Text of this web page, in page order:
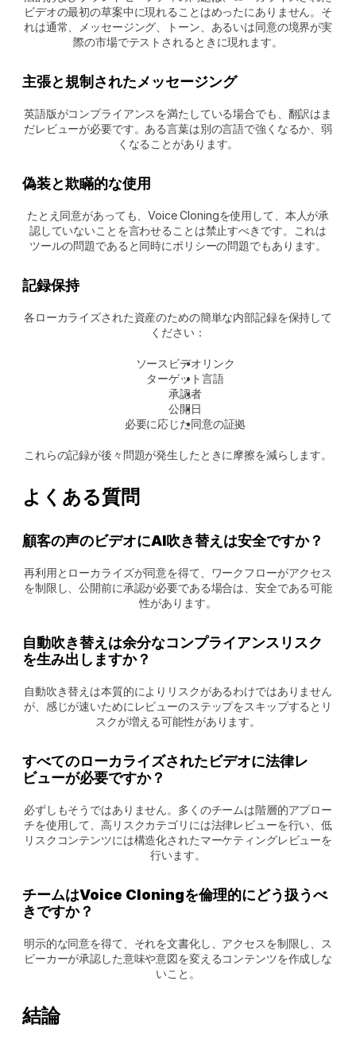
ビデオの最初の草案中に現れることはめったにありません。そ
れは通常、メッセージング、トーン、あるいは同意の境界が実
際の市場でテストされるときに現れます。
主張と規制されたメッセージング
英語版がコンプライアンスを満たしている場合でも、翻訳はま
だレビューが必要です。ある言葉は別の言語で強くなるか、弱
くなることがあります。
偽装と欺瞞的な使用
たとえ同意があっても、Voice Cloningを使用して、本人が承
認していないことを言わせることは禁止すべきです。これは
ツールの問題であると同時にポリシーの問題でもあります。
記録保持
各ローカライズされた資産のための簡単な内部記録を保持して
ください：
ソースビデオリンク
ターゲット言語
承認者
公開日
必要に応じた同意の証拠
これらの記録が後々問題が発生したときに摩擦を減らします。
よくある質問
顧客の声のビデオにAI吹き替えは安全ですか？
再利用とローカライズが同意を得て、ワークフローがアクセス
を制限し、公開前に承認が必要である場合は、安全である可能
性があります。
自動吹き替えは余分なコンプライアンスリスク
を生み出しますか？
自動吹き替えは本質的によりリスクがあるわけではありません
が、感じが速いためにレビューのステップをスキップするとリ
スクが増える可能性があります。
すべてのローカライズされたビデオに法律レ
ビューが必要ですか？
必ずしもそうではありません。多くのチームは階層的アプロー
チを使用して、高リスクカテゴリには法律レビューを行い、低
リスクコンテンツには構造化されたマーケティングレビューを
行います。
チームはVoice Cloningを倫理的にどう扱うべ
きですか？
明示的な同意を得て、それを文書化し、アクセスを制限し、ス
ピーカーが承認した意味や意図を変えるコンテンツを作成しな
いこと。
結論